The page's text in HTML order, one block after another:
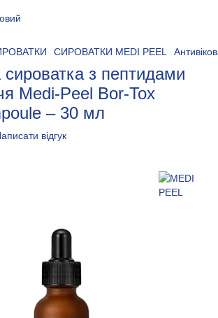
СИРОВАТКИ MEDI PEEL
сироватка з пептидами
Medi-Peel Bor-Tox
– 30 мл
відгук